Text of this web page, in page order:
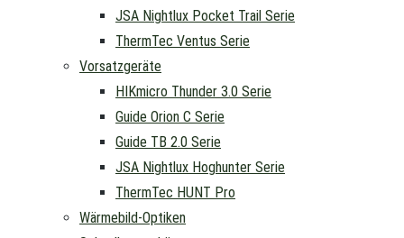
JSA Nightlux Pocket Trail Serie
ThermTec Ventus Serie
Vorsatzgeräte
HIKmicro Thunder 3.0 Serie
Guide Orion C Serie
Guide TB 2.0 Serie
JSA Nightlux Hoghunter Serie
ThermTec HUNT Pro
Wärmebild-Optiken